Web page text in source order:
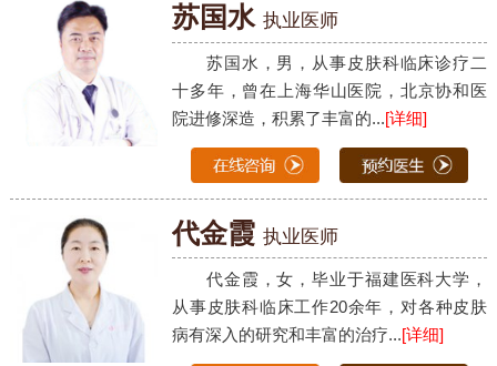
苏国水 执业医师
苏国水，男，从事皮肤科临床诊疗二
十多年，曾在上海华山医院，北京协和医
院进修深造，积累了丰富的...[详细]
代金霞 执业医师
代金霞，女，毕业于福建医科大学，
从事皮肤科临床工作20余年，对各种皮肤
病有深入的研究和丰富的治疗...[详细]